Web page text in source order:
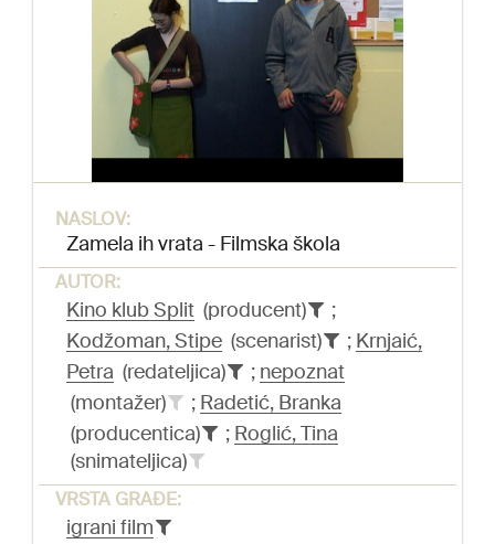
NASLOV:
Zamela ih vrata - Filmska škola
AUTOR:
Kino klub Split (producent)
;
Kodžoman, Stipe (scenarist) ; Krnjaić,
Petra (redateljica) ; nepoznat
(montažer)
; Radetić, Branka
(producentica)
; Roglić, Tina
(snimateljica)
VRSTA GRAĐE:
igrani film